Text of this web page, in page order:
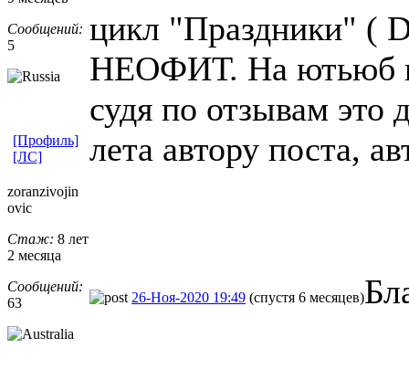
Сообщений:
5
цикл "Праздники" (
НЕОФИТ. На ютьюб
судя по отзывам это
лета автору поста,
[Профиль]
[ЛС]
zoranzivojin
ovic
Стаж: 8 лет
2 месяца
Сообщений:
63
26-Ноя-2020 19:49 (спустя 6 месяцев)